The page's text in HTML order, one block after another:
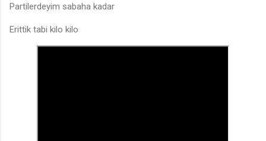
Partilerdeyim sabaha kadar
Erittik tabi kilo kilo